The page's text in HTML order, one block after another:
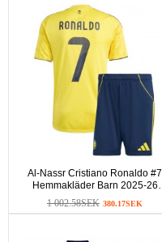
Al-Nassr Cristiano Ronaldo #7
Hemmakläder Barn 2025-26
Kortärmad (+ Korta byxor)
1 002.58SEK 380.17SEK